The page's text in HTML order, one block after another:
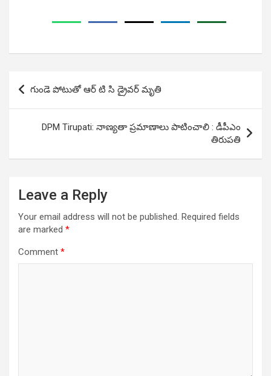
Post
navigation
గుండె పోటుతో ఆర్ టి సి డ్రైవర్ మృతి
DPM Tirupati: నాణ్యతా ప్రమాణాలు పాటించాలి : డీపీఎం
తిరుపతి
Leave a Reply
Your email address will not be published. Required fields
are marked *
Comment *